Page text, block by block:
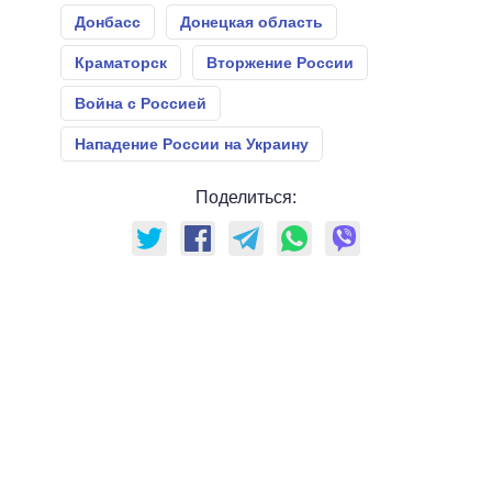
Донбасс Донецкая область
Краматорск Вторжение России
Война с Россией
Нападение России на Украину
Поделиться: